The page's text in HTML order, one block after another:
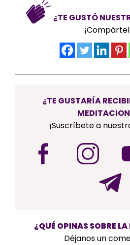
¿TE GUSTÓ
¿TE GUSTARÍA
¡Suscríbete a
¿QUÉ OPINAS SOBRE
Déjanos un